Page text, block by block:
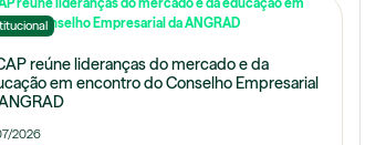
reúne lideranças do mercado e da
em encontro do Conselho Empresarial
2026